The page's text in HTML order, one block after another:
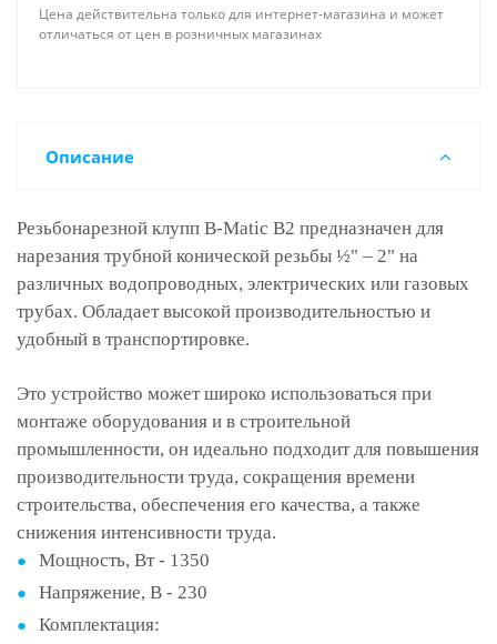
Цена действительна только для интернет-магазина и может
отличаться от цен в розничных магазинах
Описание
Резьбонарезной клупп B-Matic B2 предназначен для
нарезания трубной конической резьбы ½" – 2" на
различных водопроводных, электрических или газовых
трубах. Обладает высокой производительностью и
удобный в транспортировке.
Это устройство может широко использоваться при
монтаже оборудования и в строительной
промышленности, он идеально подходит для повышения
производительности труда, сокращения времени
строительства, обеспечения его качества, а также
снижения интенсивности труда.
Мощность, Вт - 1350
Напряжение, В - 230
Комплектация: